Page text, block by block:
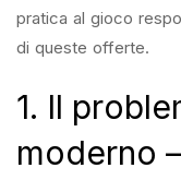
pratica al gioco
di queste offerte.
1. Il
moderno